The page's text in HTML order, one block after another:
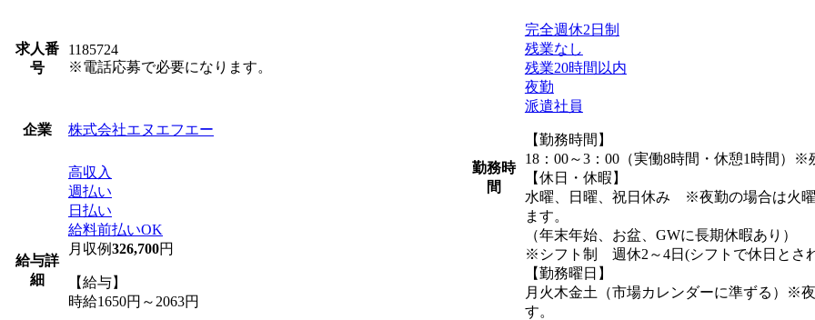
求人番
号
1185724
※電話応募で必要になります。
企業 株式会社エヌエフエー
給与詳
細
高収入
週払い
日払い
給料前払いOK
月収例326,700円
【給与】
時給1650円～2063円
勤務時
間
完全週休2日制
残業なし
残業20時間以内
夜勤
派遣社員
【勤務時間】
18：00～3：00（実働8時間・休憩1時間）※
【休日・休暇】
水曜、日曜、祝日休み ※夜勤の場合は火
ます。
（年末年始、お盆、GWに長期休暇あり）
※シフト制 週休2～4日(シフトで休日とさ
【勤務曜日】
月火木金土（市場カレンダーに準ずる）※
す。